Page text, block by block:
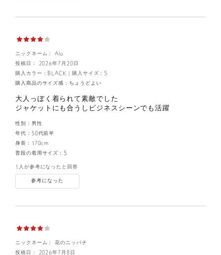
ニックネーム： Alo
投稿日： 2026年7月20日
購入サイズ：S
購入カラー：BLACK
購入商品のサイズ感： ちょうどよい
大人っぽく着られて素敵でした
ジャケットにも合うしビジネスシーンでも活躍
性別： 男性
年代： 50代前半
身長： 170cm
普段の着用サイズ：S
1人が参考になったと回答
参考になった
ニックネーム： 花のニッパチ
投稿日： 2026年7月8日